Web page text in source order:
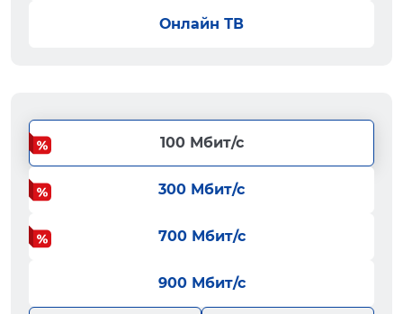
Онлайн ТВ
100 Мбит/с
300 Мбит/с
700 Мбит/с
900 Мбит/с